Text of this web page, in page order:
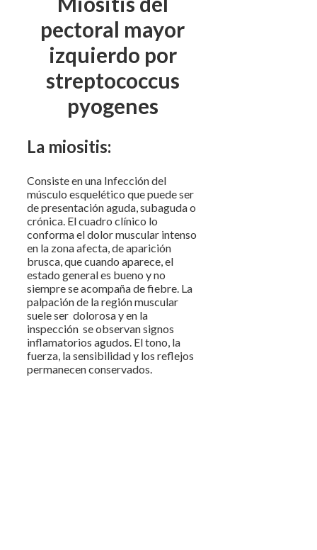
pectoral mayor
izquierdo por
streptococcus
pyogenes
La miositis:
Consiste en una Infección del
músculo esquelético que puede ser
de presentación aguda, subaguda o
crónica. El cuadro clínico lo
conforma el dolor muscular intenso
en la zona afecta, de aparición
brusca, que cuando aparece, el
estado general es bueno y no
siempre se acompaña de fiebre. La
palpación de la región muscular
suele ser dolorosa y en la
inspección se observan signos
inflamatorios agudos. El tono, la
fuerza, la sensibilidad y los reflejos
permanecen conservados.